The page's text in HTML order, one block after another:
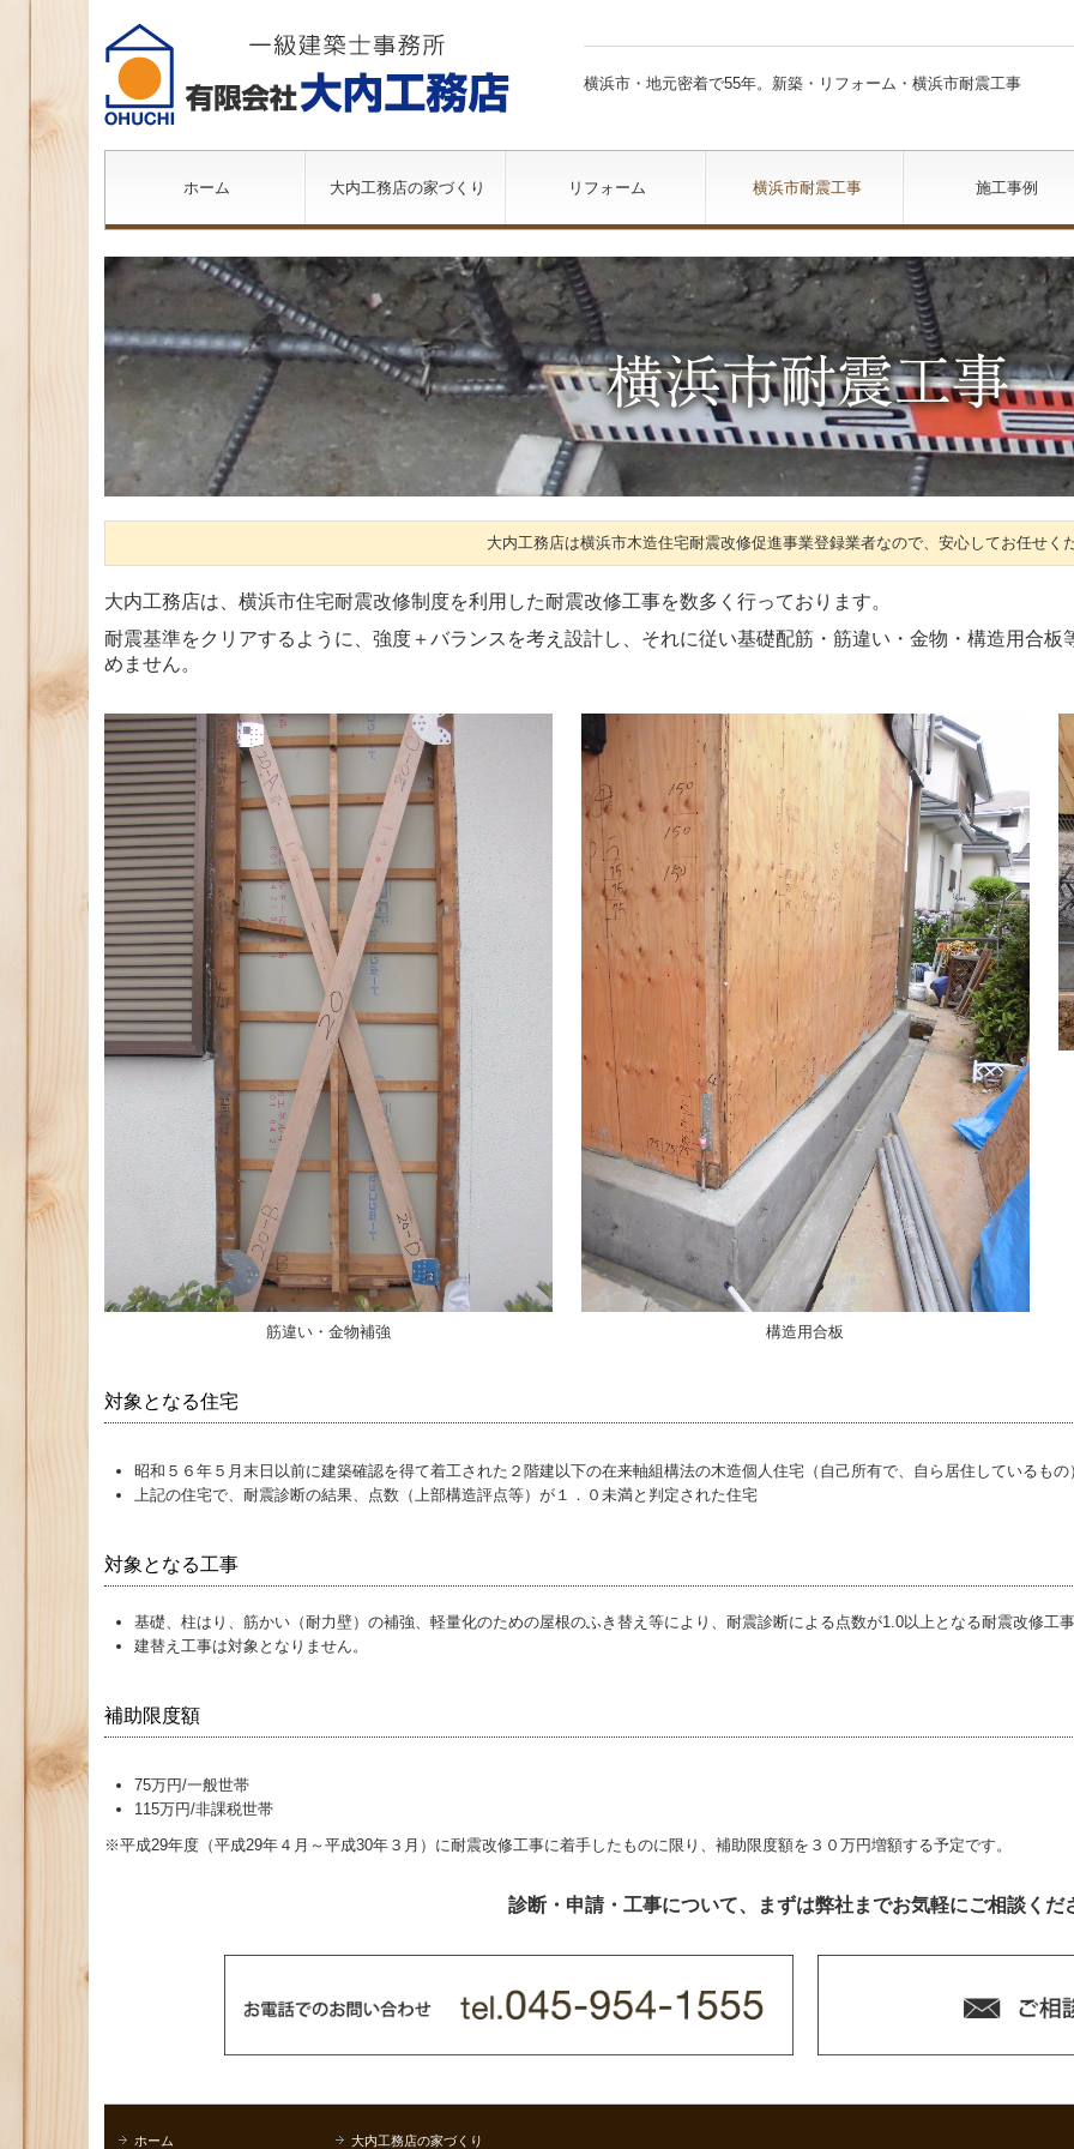
横浜市・地元密着で55年。 新築・リフォーム・横浜市耐震工事
ホーム 大内工務店の家づくり
家づくりの流れ
リフォーム 横浜市耐震工事 施工事例
新築施工事例
リフォーム事例
自治会館新築工事
新築施工事例 のコ
大内工務店は横浜市木造住宅耐震改修促進事業登録業者なので、安心してお任せく
大内工務店は、横浜市住宅耐震改修制度を利用した耐震改修工事を数多く行っております。
耐震基準をクリアするように、強度＋バランスを考え設計し、それに従い基礎配筋・筋違い・金物・構造用合
めません。
筋違い・金物補強 構造用合板
対象となる住宅
昭和５６年５月末日以前に建築確認を得て着工された２階建以下の在来軸組構法の木造個人住宅（自己所有で、自ら居住しているもの
上記の住宅で、耐震診断の結果、点数（上部構造評点等）が１．０未満と判定された住宅
対象となる工事
基礎、柱はり、筋かい（耐力壁）の補強、軽量化のための屋根のふき替え等により、耐震診断による点数が1.0以上となる耐震改修工事
建替え工事は対象となりません。
補助限度額
75万円/一般世帯
115万円/非課税世帯
※平成29年度（平成29年４月～平成30年３月）に耐震改修工事に着手したものに限り、補助限度額を３０万円増額する予定です。
診断・申請・工事について、まずは弊社までお気軽にご相談くだ
ホーム 大内工務店の家づくり